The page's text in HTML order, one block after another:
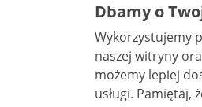
Dbamy o
Wykorzystujemy
naszej witryny oraz
możemy lepiej
usługi. Pamiętaj, że informacje przechowywane w plikach cookie mogą pozwalać na